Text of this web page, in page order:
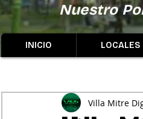
Nuestro
INICIO LOCALES
Villa Mitre